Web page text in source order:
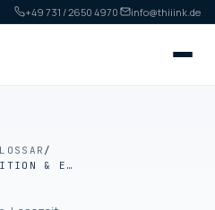
+49 731 / 2650 4970· info@thiiink.de
/
TECHNOLOGIESTACK: DEFINITION & ERKLÄRUNG — GLOSSAR